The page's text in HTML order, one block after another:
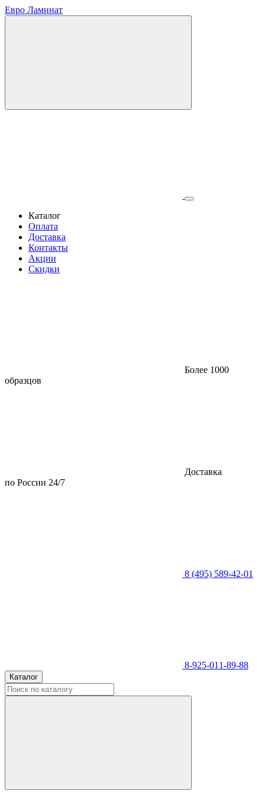
Евро Ламинат
Каталог
Оплата
Доставка
Контакты
Акции
Скидки
Более 1000
образцов
Доставка
по России 24/7
8 (495) 589-42-01
8-925-011-89-88
Каталог